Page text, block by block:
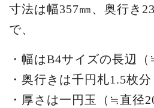
寸法は幅357㎜、奥行き
で、
・幅はB4サイズの長辺（
・奥行きは千円札1.5枚分
・厚さは一円玉（≒直径